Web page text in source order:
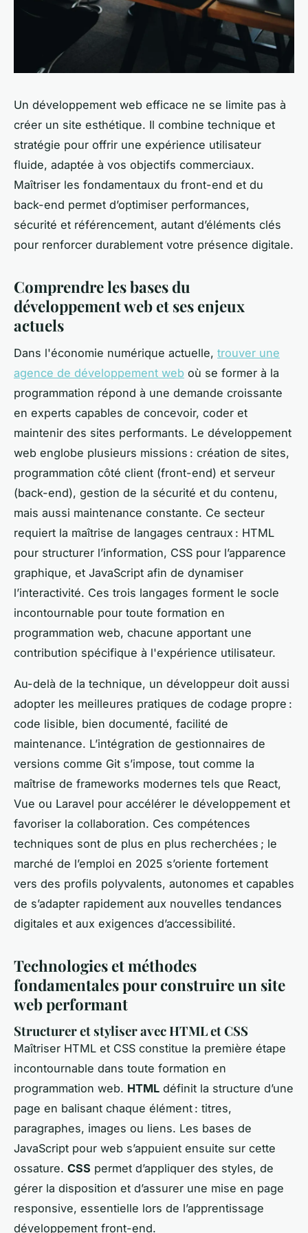
Un développement web efficace ne se limite pas à
créer un site esthétique. Il combine technique et
stratégie pour offrir une expérience utilisateur
fluide, adaptée à vos objectifs commerciaux.
Maîtriser les fondamentaux du front-end et du
back-end permet d’optimiser performances,
sécurité et référencement, autant d’éléments clés
pour renforcer durablement votre présence digitale.
Comprendre les bases du
développement web et ses enjeux
actuels
Dans l'économie numérique actuelle, trouver une
agence de développement web où se former à la
programmation répond à une demande croissante
en experts capables de concevoir, coder et
maintenir des sites performants. Le développement
web englobe plusieurs missions : création de sites,
programmation côté client (front-end) et serveur
(back-end), gestion de la sécurité et du contenu,
mais aussi maintenance constante. Ce secteur
requiert la maîtrise de langages centraux : HTML
pour structurer l’information, CSS pour l’apparence
graphique, et JavaScript afin de dynamiser
l’interactivité. Ces trois langages forment le socle
incontournable pour toute formation en
programmation web, chacune apportant une
contribution spécifique à l'expérience utilisateur.
Au-delà de la technique, un développeur doit aussi
adopter les meilleures pratiques de codage propre :
code lisible, bien documenté, facilité de
maintenance. L’intégration de gestionnaires de
versions comme Git s’impose, tout comme la
maîtrise de frameworks modernes tels que React,
Vue ou Laravel pour accélérer le développement et
favoriser la collaboration. Ces compétences
techniques sont de plus en plus recherchées ; le
marché de l’emploi en 2025 s’oriente fortement
vers des profils polyvalents, autonomes et capables
de s’adapter rapidement aux nouvelles tendances
digitales et aux exigences d’accessibilité.
Technologies et méthodes
fondamentales pour construire un site
web performant
Structurer et styliser avec HTML et CSS
Maîtriser HTML et CSS constitue la première étape
incontournable dans toute formation en
programmation web. HTML définit la structure d’une
page en balisant chaque élément : titres,
paragraphes, images ou liens. Les bases de
JavaScript pour web s’appuient ensuite sur cette
ossature. CSS permet d’appliquer des styles, de
gérer la disposition et d’assurer une mise en page
responsive, essentielle lors de l’apprentissage
développement front-end.